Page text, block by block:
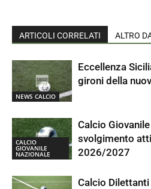
ARTICOLI CORRELATI ALTRO
NEWS CALCIO
Eccellenza
gironi della
CALCIO
GIOVANILE
NAZIONALE
Calcio
svolgimento
2026/2027
Calcio